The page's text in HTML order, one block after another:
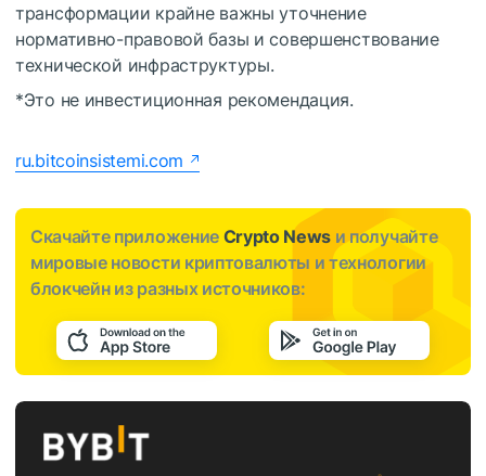
трансформации крайне важны уточнение
нормативно-правовой базы и совершенствование
технической инфраструктуры.
*Это не инвестиционная рекомендация.
ru.bitcoinsistemi.com
Скачайте приложение Crypto News и получайте
мировые новости криптовалюты и технологии
блокчейн из разных источников: